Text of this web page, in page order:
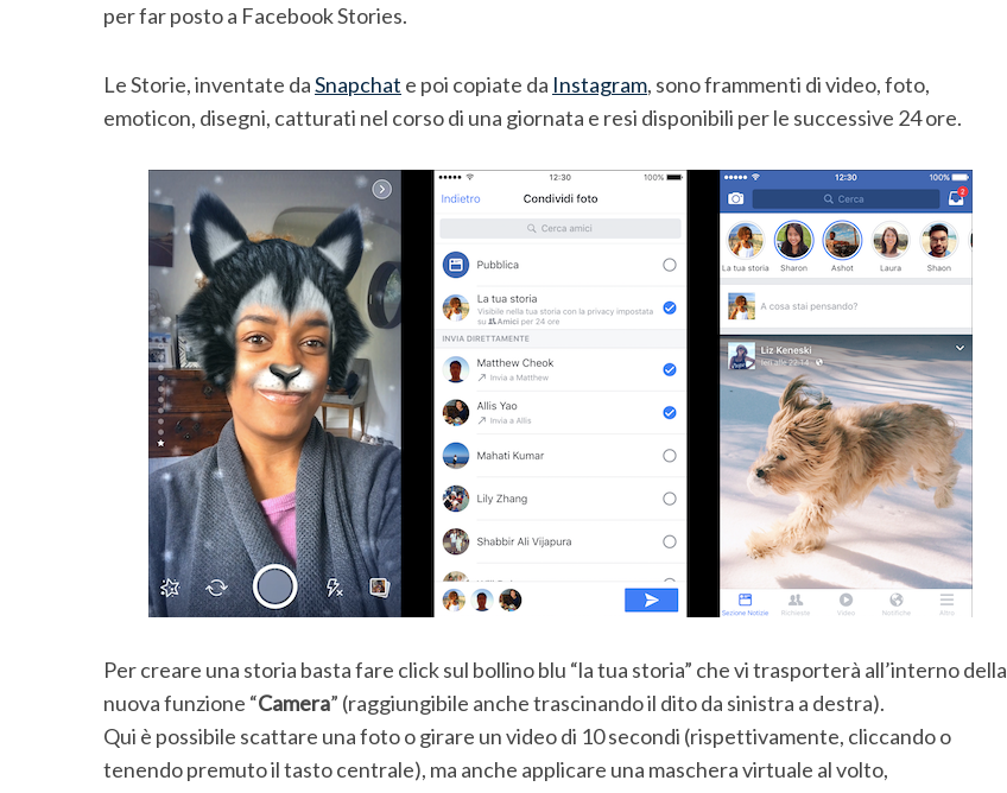
per far posto a Facebook Stories.
Le Storie, inventate daSnapchat e poi copiate da Instagram, sono frammenti di video, foto,
emoticon, disegni, catturati nel corso di una giornata e resi disponibili per le successive 24 ore.
Per creare una storia basta fare click sul bollino blu “la tua storia” che vi trasporterà all’interno della
nuova funzione “Camera” (raggiungibile anche trascinando il dito da sinistra a destra).
Qui è possibile scattare una foto o girare un video di 10 secondi (rispettivamente, cliccando o
tenendo premuto il tasto centrale), ma anche applicare una maschera virtuale al volto,
S
e
a
r
h
f
o
: